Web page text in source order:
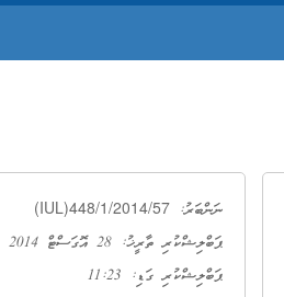
ނަންބަރު: (IUL)448/1/2014/57
ޕަބްލިޝްކުރި ތާރީޚު: 28 އޮގަސްޓް 2014
ޕަބްލިޝްކުރި ގަޑި: 11:23